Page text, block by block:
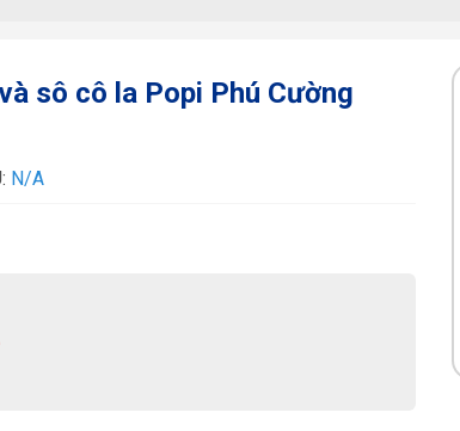
sô cô la Popi Phú Cường
N/A